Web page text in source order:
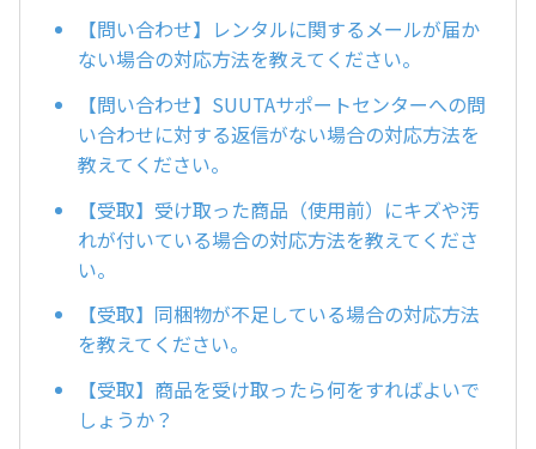
【問い合わせ】レンタルに関するメールが届か
ない場合の対応方法を教えてください。
【問い合わせ】SUUTAサポートセンターへの問
い合わせに対する返信がない場合の対応方法を
教えてください。
【受取】受け取った商品（使用前）にキズや汚
れが付いている場合の対応方法を教えてくださ
い。
【受取】同梱物が不足している場合の対応方法
を教えてください。
【受取】商品を受け取ったら何をすればよいで
しょうか？